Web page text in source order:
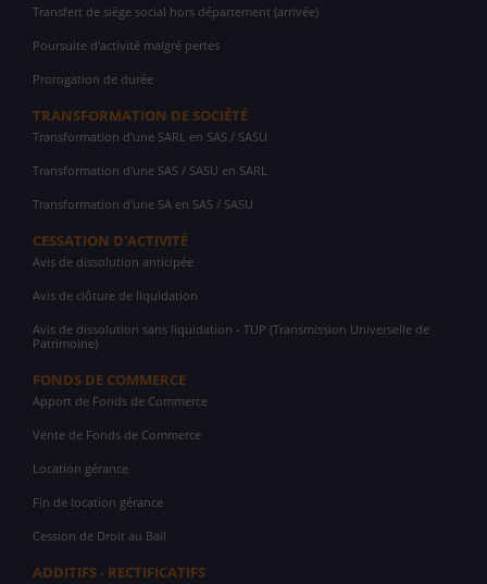
Transfert de siège social hors département (arrivée)
Poursuite d'activité malgré pertes
Prorogation de durée
TRANSFORMATION DE SOCIÉTÉ
Transformation d'une SARL en SAS / SASU
Transformation d'une SAS / SASU en SARL
Transformation d'une SA en SAS / SASU
CESSATION D'ACTIVITÉ
Avis de dissolution anticipée
Avis de clôture de liquidation
Avis de dissolution sans liquidation - TUP (Transmission Universelle de
Patrimoine)
FONDS DE COMMERCE
Apport de Fonds de Commerce
Vente de Fonds de Commerce
Location gérance
Fin de location gérance
Cession de Droit au Bail
ADDITIFS - RECTIFICATIFS